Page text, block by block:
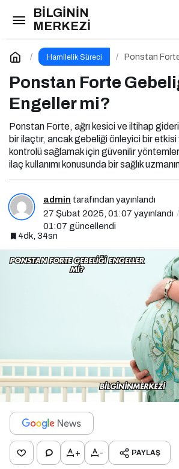
BİLGİNİN
MERKEZİ
Hamilelik Süreci
Ponstan
Ponstan Forte
Engeller mi?
Ponstan Forte, ağrı kesici ve iltihap
bir ilaçtır, ancak gebeliği önleyici bir
kontrolü sağlamak için güvenilir
ilaç kullanımı konusunda bir sağlık
admin tarafından yayınlandı
27 Şubat 2025, 01:07 yayınlandı
01:07 güncellendi
4dk, 34sn
+ - PAYLAŞ
Ponstan Forte Gebeliği
Yorum Yap